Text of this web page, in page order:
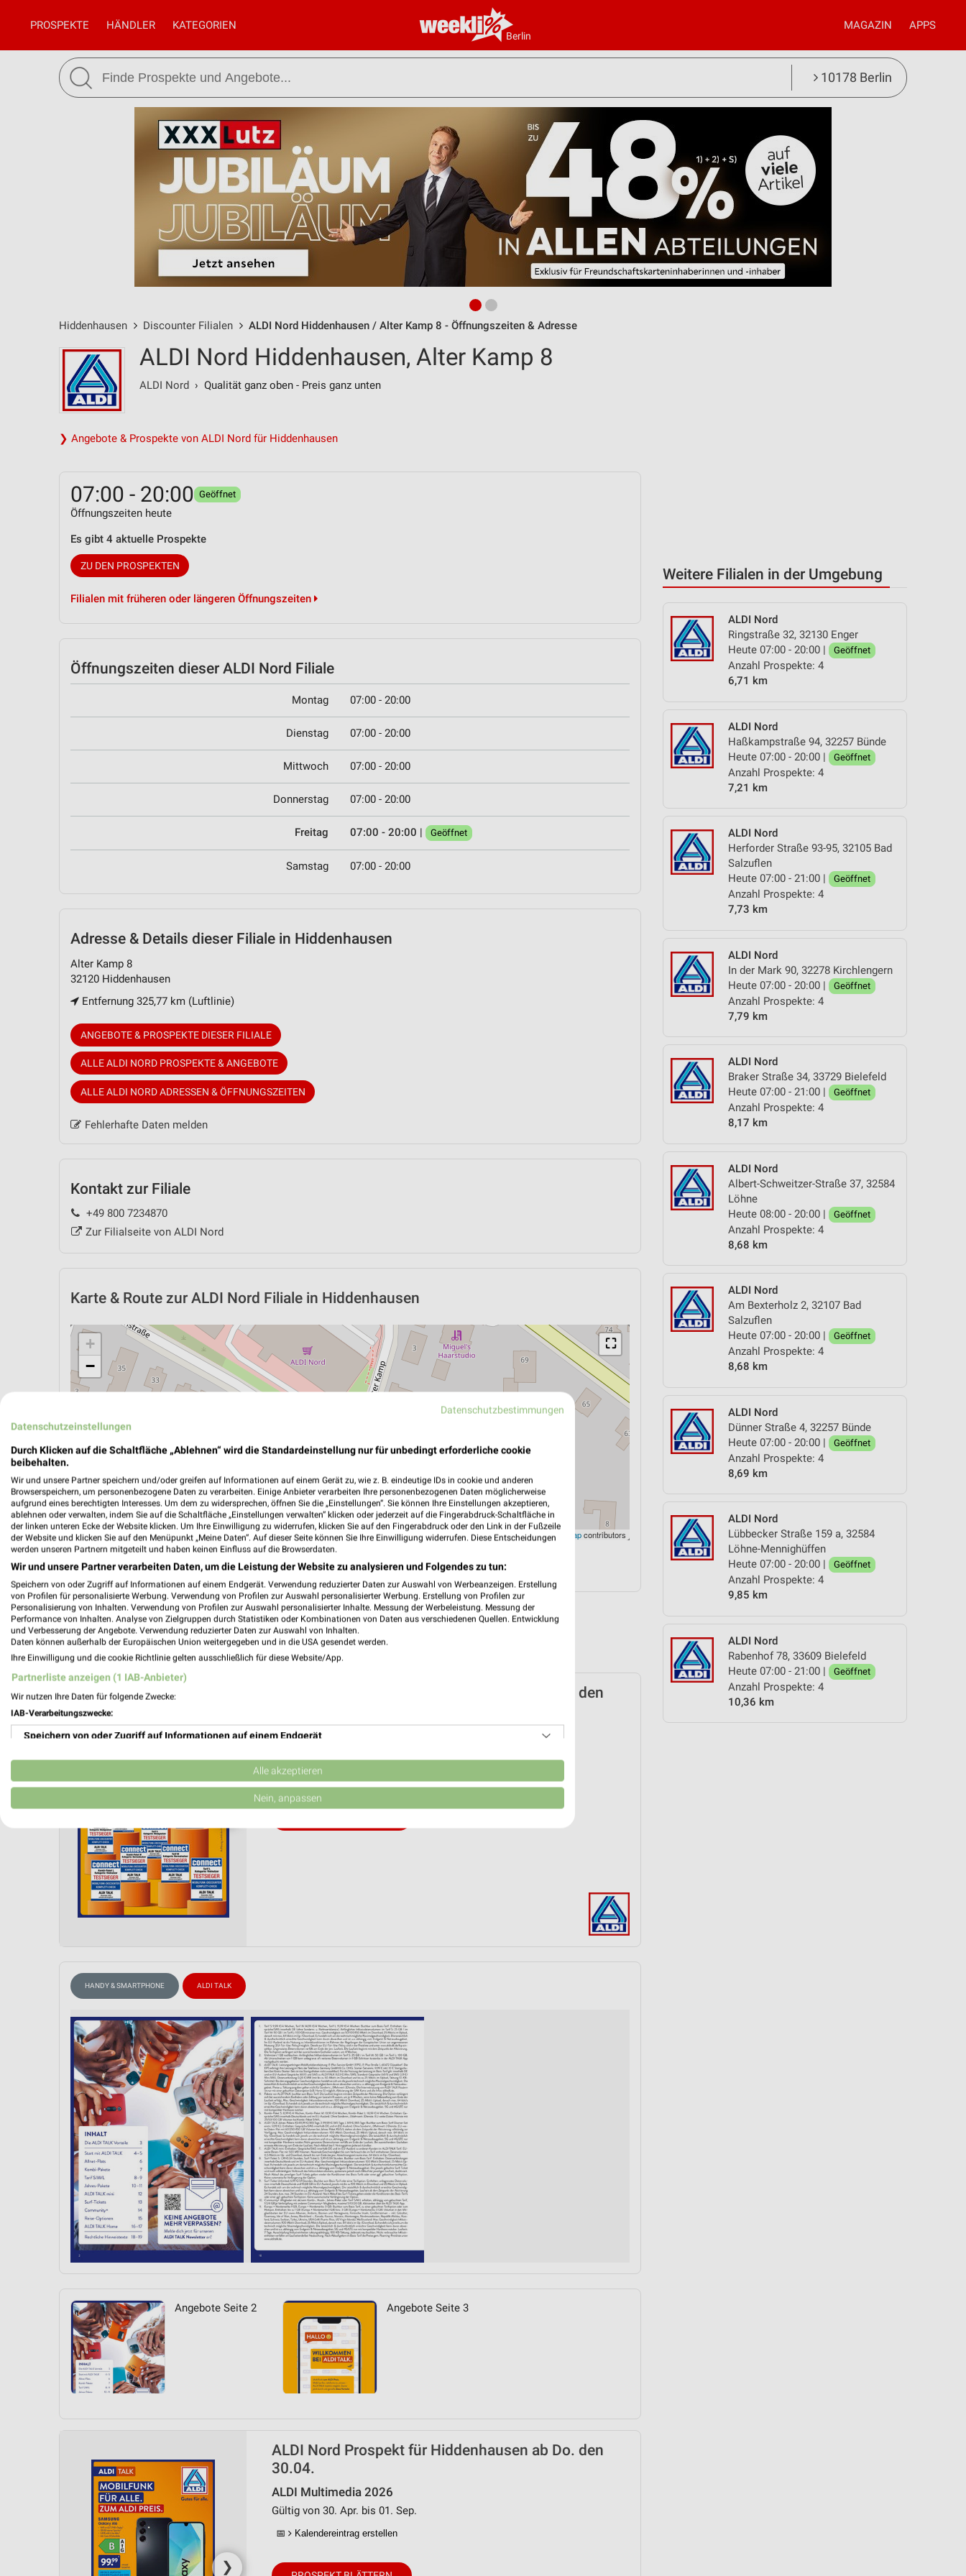
Berlin
PROSPEKTE HÄNDLER KATEGORIEN MAGAZIN APPS
10178 Berlin
Hiddenhausen Discounter Filialen ALDI Nord Hiddenhausen / Alter Kamp 8 - Öffnungszeiten & Adresse
Weitere Filialen in der Umgebung
ALDI Nord
Ringstraße 32, 32130 Enger
Heute 07:00 - 20:00 |
Geöffnet
Anzahl Prospekte: 4
6,71 km
ALDI Nord
Haßkampstraße 94, 32257 Bünde
Heute 07:00 - 20:00 |
Geöffnet
Anzahl Prospekte: 4
7,21 km
ALDI Nord
Herforder Straße 93-95, 32105 Bad
Salzuflen
Heute 07:00 - 21:00 |
Geöffnet
Anzahl Prospekte: 4
7,73 km
ALDI Nord
In der Mark 90, 32278 Kirchlengern
Heute 07:00 - 20:00 |
Geöffnet
Anzahl Prospekte: 4
7,79 km
ALDI Nord
Braker Straße 34, 33729 Bielefeld
Heute 07:00 - 21:00 |
Geöffnet
Anzahl Prospekte: 4
8,17 km
ALDI Nord
Albert-Schweitzer-Straße 37, 32584
Löhne
Heute 08:00 - 20:00 |
Geöffnet
Anzahl Prospekte: 4
8,68 km
ALDI Nord
Am Bexterholz 2, 32107 Bad
Salzuflen
Heute 07:00 - 20:00 |
Geöffnet
Anzahl Prospekte: 4
8,68 km
ALDI Nord
Dünner Straße 4, 32257 Bünde
Heute 07:00 - 20:00 |
Geöffnet
Anzahl Prospekte: 4
8,69 km
ALDI Nord
Lübbecker Straße 159 a, 32584
Löhne-Mennighüffen
Heute 07:00 - 20:00 |
Geöffnet
Anzahl Prospekte: 4
9,85 km
ALDI Nord
Rabenhof 78, 33609 Bielefeld
Heute 07:00 - 21:00 |
Geöffnet
Anzahl Prospekte: 4
10,36 km
ALDI Nord Hiddenhausen, Alter Kamp 8
ALDI Nord › Qualität ganz oben - Preis ganz unten
❯ Angebote & Prospekte von ALDI Nord für Hiddenhausen
07:00 - 20:00 Geöffnet
Öffnungszeiten heute
Es gibt 4 aktuelle Prospekte
ZU DEN PROSPEKTEN
Filialen mit früheren oder längeren Öffnungszeiten
Öffnungszeiten dieser ALDI Nord Filiale
Montag 07:00 - 20:00
Dienstag 07:00 - 20:00
Mittwoch 07:00 - 20:00
Donnerstag 07:00 - 20:00
Freitag 07:00 - 20:00 | Geöffnet
Samstag 07:00 - 20:00
Adresse & Details dieser Filiale in Hiddenhausen
Alter Kamp 8
32120 Hiddenhausen
Entfernung 325,77 km (Luftlinie)
ANGEBOTE & PROSPEKTE DIESER FILIALE
ALLE ALDI NORD PROSPEKTE & ANGEBOTE
ALLE ALDI NORD ADRESSEN & ÖFFNUNGSZEITEN
Fehlerhafte Daten melden
Kontakt zur Filiale
+49 800 7234870
Zur Filialseite von ALDI Nord
Karte & Route zur ALDI Nord Filiale in Hiddenhausen
⛶
+
−
Leaflet|©OpenStreetMapcontributors
ÖPNV ANZEIGEN LADESÄULEN ANZEIGEN NAVIGATION MIT GOOGLE/IOS MAPS
Aktuelle Angebote in dieser Filiale
Anzahl Prospekte: 4
Letztes Prospektupdate: vor 6 Tagen
❯
ALDI Nord Prospekt für Hiddenhausen ab Do. den
ALDI Talk
📅 Kalendereintrag erstellen
HANDY & SMARTPHONE ALDI TALK
Angebote Seite 2 Angebote Seite 3
❯
ALDI Nord Prospekt für Hiddenhausen ab Do. den
30.04.
ALDI Multimedia 2026
Gültig von 30. Apr. bis 01. Sep.
📅 Kalendereintrag erstellen
Datenschutzbestimmungen
Datenschutzeinstellungen
Durch Klicken auf die Schaltfläche „Ablehnen“ wird die Standardeinstellung nur für unbedingt erforderliche cookie
beibehalten.
Wir und unsere Partner speichern und/oder greifen auf Informationen auf einem Gerät zu, wie z. B. eindeutige IDs in cookie und anderen
Browserspeichern, um personenbezogene Daten zu verarbeiten. Einige Anbieter verarbeiten Ihre personenbezogenen Daten möglicherweise
aufgrund eines berechtigten Interesses. Um dem zu widersprechen, öffnen Sie die „Einstellungen“. Sie können Ihre Einstellungen akzeptieren,
ablehnen oder verwalten, indem Sie auf die Schaltfläche „Einstellungen verwalten“ klicken oder jederzeit auf die Fingerabdruck-Schaltfläche in
der linken unteren Ecke der Website klicken. Um Ihre Einwilligung zu widerrufen, klicken Sie auf den Fingerabdruck oder den Link in der Fußzeile
der Website und klicken Sie auf den Menüpunkt „Meine Daten“. Auf dieser Seite können Sie Ihre Einwilligung widerrufen. Diese Entscheidungen
werden unseren Partnern mitgeteilt und haben keinen Einfluss auf die Browserdaten.
Wir und unsere Partner verarbeiten Daten, um die Leistung der Website zu analysieren und Folgendes zu tun:
Speichern von oder Zugriff auf Informationen auf einem Endgerät. Verwendung reduzierter Daten zur Auswahl von Werbeanzeigen. Erstellung
von Profilen für personalisierte Werbung. Verwendung von Profilen zur Auswahl personalisierter Werbung. Erstellung von Profilen zur
Personalisierung von Inhalten. Verwendung von Profilen zur Auswahl personalisierter Inhalte. Messung der Werbeleistung. Messung der
Performance von Inhalten. Analyse von Zielgruppen durch Statistiken oder Kombinationen von Daten aus verschiedenen Quellen. Entwicklung
und Verbesserung der Angebote. Verwendung reduzierter Daten zur Auswahl von Inhalten.
Daten können außerhalb der Europäischen Union weitergegeben und in die USA gesendet werden.
Ihre Einwilligung und die cookie Richtlinie gelten ausschließlich für diese Website/App.
Partnerliste anzeigen (1 IAB-Anbieter)
Wir nutzen Ihre Daten für folgende Zwecke:
IAB-Verarbeitungszwecke:
Speichern von oder Zugriff auf Informationen auf einem Endgerät
Verwendung reduzierter Daten zur Auswahl von Werbeanzeigen
Erstellung von Profilen für personalisierte Werbung
Erstellung von Profilen zur Personalisierung von Inhalten
Verwendung von Profilen zur Auswahl personalisierter Inhalte
Messung der Werbeleistung
Analyse von Zielgruppen durch Statistiken oder Kombinationen von Daten aus verschiedenen
Verwendung reduzierter Daten zur Auswahl von Inhalten
IAB-Besonderheiten:
Verwendung genauer Standortdaten
Geräte anhand von aktiv angeforderten Informationen identifizieren
Nicht-IAB-Verarbeitungszwecke:
Performance
Alle akzeptieren
Nein, anpassen